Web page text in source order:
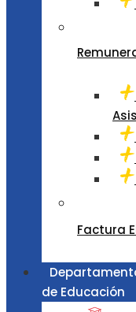
Factura
de Educación